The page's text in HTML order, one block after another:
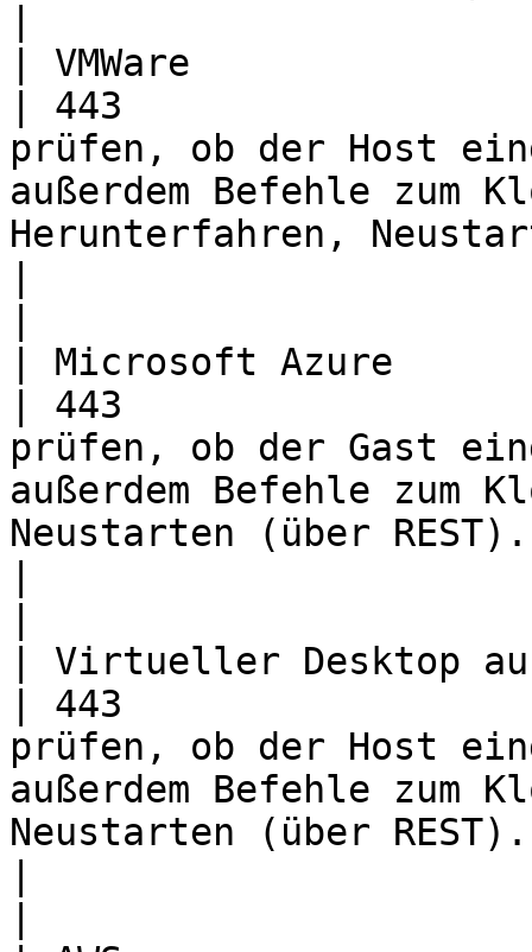
| VMWare
| 443                  |
prüfen, ob der Host
außerdem Befehle zum
Herunterfahren,
| Microsoft Azure
| 443                  |
prüfen, ob der Gast
außerdem Befehle zum
Neustarten (über REST).
| Virtueller Desktop
| 443                  |
prüfen, ob der Host
außerdem Befehle zum
Neustarten (über REST).